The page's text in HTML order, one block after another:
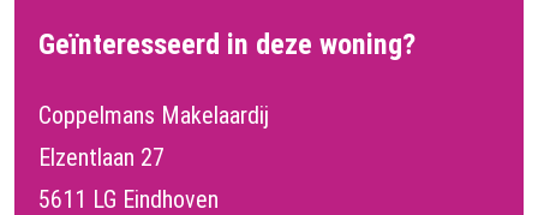
Geïnteresseerd in deze woning?
Coppelmans Makelaardij
Elzentlaan 27
5611 LG Eindhoven